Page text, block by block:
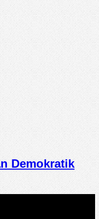
Demokratik